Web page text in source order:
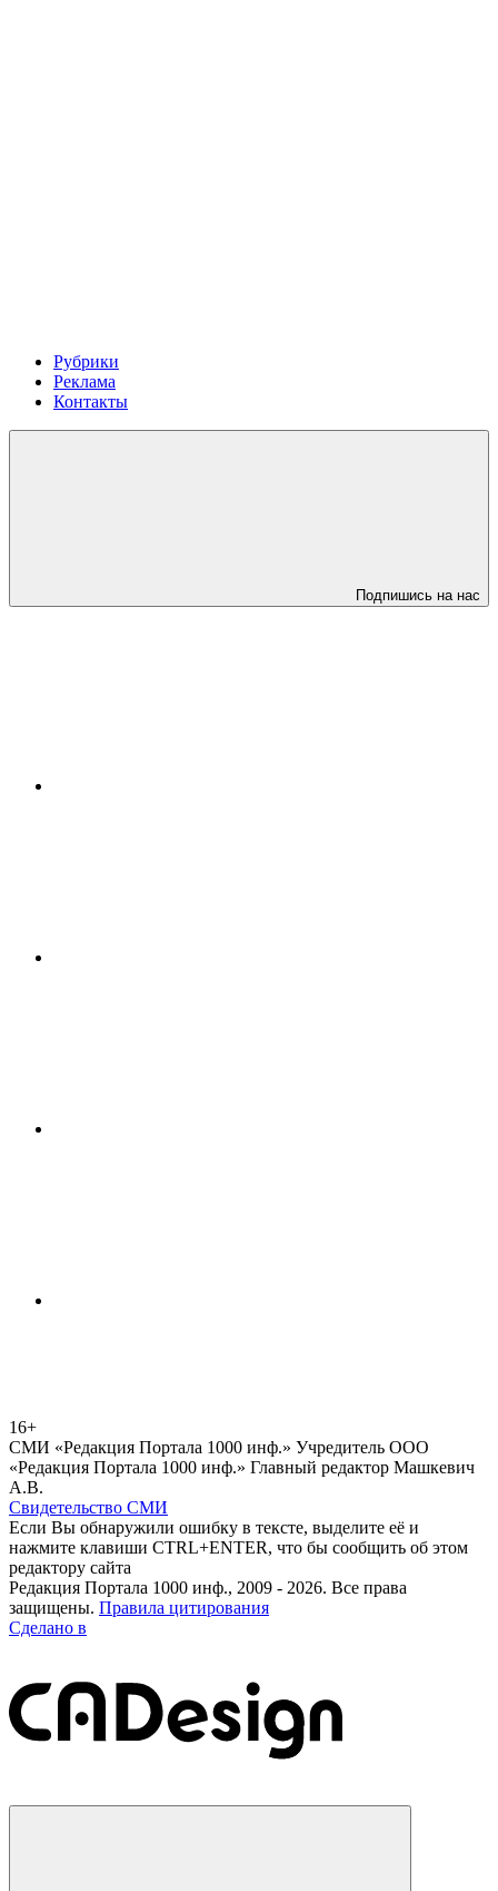
Рубрики
Реклама
Контакты
Подпишись на нас
16+
СМИ «Редакция Портала 1000 инф.» Учредитель ООО
«Редакция Портала 1000 инф.» Главный редактор Машкевич
А.В.
Свидетельство СМИ
Если Вы обнаружили ошибку в тексте, выделите её и
нажмите клавиши CTRL+ENTER, что бы сообщить об этом
редактору сайта
Редакция Портала 1000 инф., 2009 - 2026. Все права
защищены. Правила цитирования
Сделано в